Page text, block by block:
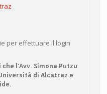
per effettuare il login
l'Avv. Simona Putzu
di Alcatraz e